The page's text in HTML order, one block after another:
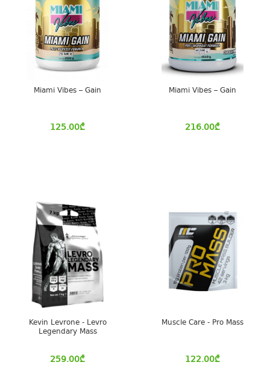
Miami Vibes – Gain
125.00₾
Miami Vibes – Gain
216.00₾
Kevin Levrone - Levro
Legendary Mass
259.00₾
Muscle Care - Pro Mass
122.00₾